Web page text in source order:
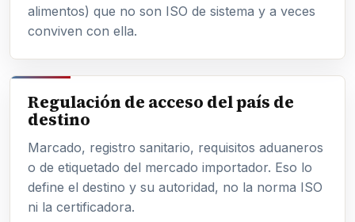
alimentos) que no son ISO de sistema y a veces
conviven con ella.
Regulación de acceso del país de
destino
Marcado, registro sanitario, requisitos aduaneros
o de etiquetado del mercado importador. Eso lo
define el destino y su autoridad, no la norma ISO
ni la certificadora.